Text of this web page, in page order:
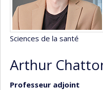
Sciences de la santé
Arthur
Professeur adjoint